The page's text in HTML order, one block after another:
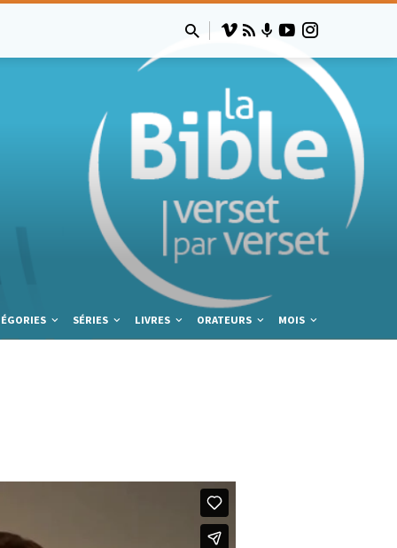
SÉRIES LIVRES ORATEURS MOIS